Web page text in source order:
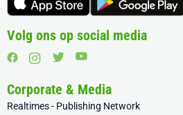
Volg ons op social media
Corporate & Media
Realtimes - Publishing Network